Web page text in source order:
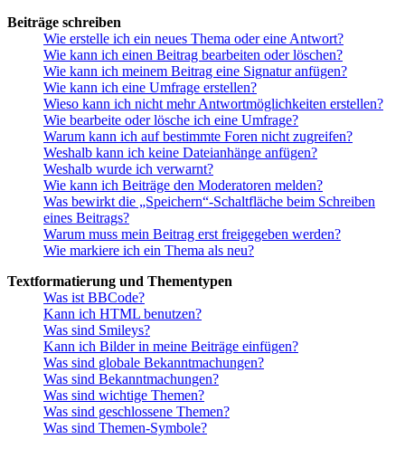
Beiträge schreiben
Wie erstelle ich ein neues Thema oder eine Antwort?
Wie kann ich einen Beitrag bearbeiten oder löschen?
Wie kann ich meinem Beitrag eine Signatur anfügen?
Wie kann ich eine Umfrage erstellen?
Wieso kann ich nicht mehr Antwortmöglichkeiten erstellen?
Wie bearbeite oder lösche ich eine Umfrage?
Warum kann ich auf bestimmte Foren nicht zugreifen?
Weshalb kann ich keine Dateianhänge anfügen?
Weshalb wurde ich verwarnt?
Wie kann ich Beiträge den Moderatoren melden?
Was bewirkt die „Speichern“-Schaltfläche beim Schreiben
eines Beitrags?
Warum muss mein Beitrag erst freigegeben werden?
Wie markiere ich ein Thema als neu?
Textformatierung und Thementypen
Was ist BBCode?
Kann ich HTML benutzen?
Was sind Smileys?
Kann ich Bilder in meine Beiträge einfügen?
Was sind globale Bekanntmachungen?
Was sind Bekanntmachungen?
Was sind wichtige Themen?
Was sind geschlossene Themen?
Was sind Themen-Symbole?